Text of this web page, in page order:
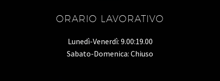
ORARIO LAVORATIVO
Lunedì-Venerdì: 9.00:19.00
Sabato-Domenica: Chiuso